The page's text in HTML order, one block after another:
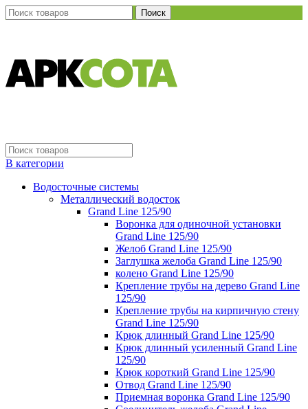
Поиск
В категории
Водосточные системы
Металлический водосток
Grand Line 125/90
Воронка для одиночной установки
Grand Line 125/90
Желоб Grand Line 125/90
Заглушка желоба Grand Line 125/90
колено Grand Line 125/90
Крепление трубы на дерево Grand Line
125/90
Крепление трубы на кирпичную стену
Grand Line 125/90
Крюк длинный Grand Line 125/90
Крюк длинный усиленный Grand Line
125/90
Крюк короткий Grand Line 125/90
Отвод Grand Line 125/90
Приемная воронка Grand Line 125/90